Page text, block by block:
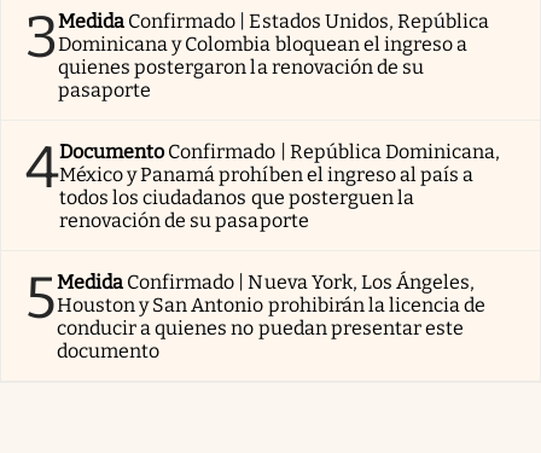
3Medida Confirmado | Estados Unidos, República
Dominicana y Colombia bloquean el ingreso a
quienes postergaron la renovación de su
pasaporte
4Documento Confirmado | República Dominicana,
México y Panamá prohíben el ingreso al país a
todos los ciudadanos que posterguen la
renovación de su pasaporte
5Medida Confirmado | Nueva York, Los Ángeles,
Houston y San Antonio prohibirán la licencia de
conducir a quienes no puedan presentar este
documento